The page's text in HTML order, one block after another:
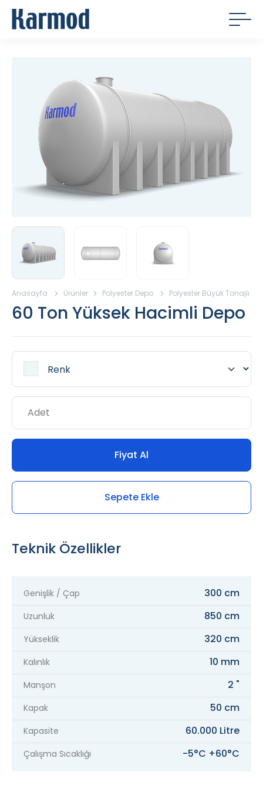
Anasayfa Ürünler Polyester Depo Polyester Büyük Tonajlı
60 Ton Yüksek Hacimli Depo
Fiyat Al
Sepete Ekle
Teknik Özellikler
Genişlik / Çap 300 cm
Uzunluk 850 cm
Yükseklik 320 cm
Kalınlık 10 mm
Manşon 2 "
Kapak 50 cm
Kapasite 60.000 Litre
Çalışma Sıcaklığı -5°C +60°C